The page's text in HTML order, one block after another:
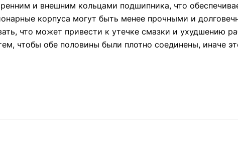
и внешним кольцами подшипника, что
корпуса могут быть менее прочными и
что может привести к утечке смазки и ухудшению
чтобы обе половины были плотно соединены, иначе